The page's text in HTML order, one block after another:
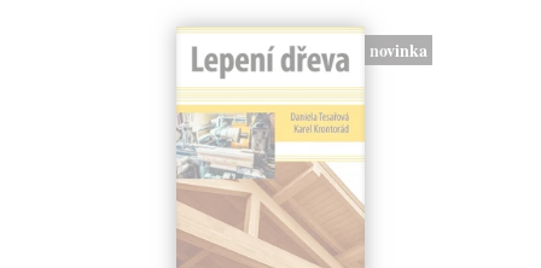
novinka